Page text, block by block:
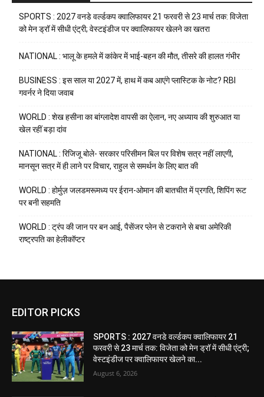
SPORTS : 2027 वनडे वर्ल्डकप क्वालिफायर 21 फरवरी से 23 मार्च तक: विजेता
को मेन ड्रॉ में सीधी एंट्री; वेस्टइंडीज पर क्वालिफायर खेलने का खतरा
NATIONAL : भालू के हमले में कांकेर में भाई-बहन की मौत, तीसरे की हालत गंभीर
BUSINESS : इस साल या 2027 में, हाथ में कब आएंगे प्लास्टिक के नोट? RBI
गवर्नर ने दिया जवाब
WORLD : शेख हसीना का बांग्लादेश वापसी का ऐलान, नए अध्याय की शुरुआत या
खेल रहीं बड़ा दांव
NATIONAL : रिजिजू बोले- सरकार परिसीमन बिल पर विशेष सत्र नहीं लाएगी,
मानसून सत्र में ही लाने पर विचार, राहुल से समर्थन के लिए बात की
WORLD : होर्मुज़ जलडमरूमध्य पर ईरान-ओमान की बातचीत में प्रगति, शिपिंग रूट
पर बनी सहमति
WORLD : ट्रंप की जान पर बन आई, पैसेंजर प्लेन से टकराने से बचा अमेरिकी
राष्ट्रपति का हेलीकॉप्टर
EDITOR PICKS
SPORTS : 2027 वनडे वर्ल्डकप क्वालिफायर 21
फरवरी से 23 मार्च तक: विजेता को मेन ड्रॉ में सीधी एंट्री;
वेस्टइंडीज पर क्वालिफायर खेलने का...
August 6, 2026